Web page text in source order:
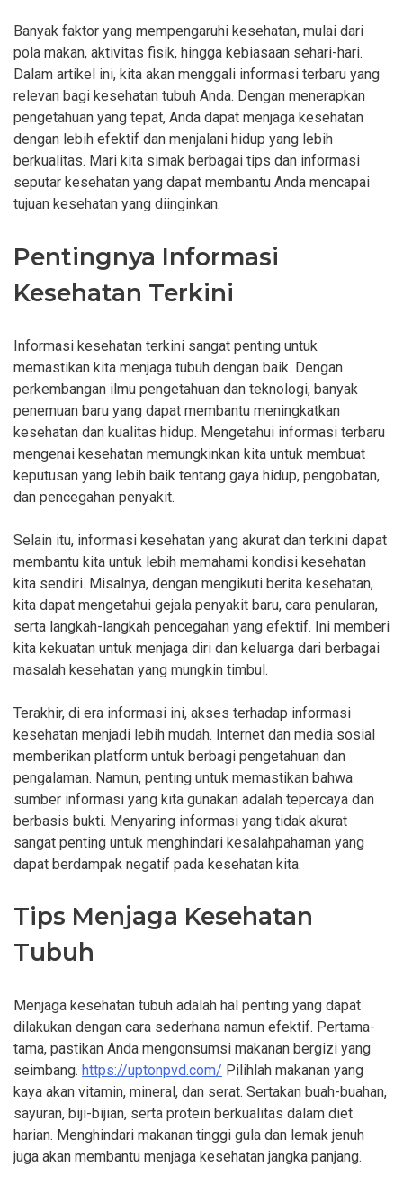
Banyak faktor yang mempengaruhi kesehatan, mulai dari
pola makan, aktivitas fisik, hingga kebiasaan sehari-hari.
Dalam artikel ini, kita akan menggali informasi terbaru yang
relevan bagi kesehatan tubuh Anda. Dengan menerapkan
pengetahuan yang tepat, Anda dapat menjaga kesehatan
dengan lebih efektif dan menjalani hidup yang lebih
berkualitas. Mari kita simak berbagai tips dan informasi
seputar kesehatan yang dapat membantu Anda mencapai
tujuan kesehatan yang diinginkan.
Pentingnya Informasi
Kesehatan Terkini
Informasi kesehatan terkini sangat penting untuk
memastikan kita menjaga tubuh dengan baik. Dengan
perkembangan ilmu pengetahuan dan teknologi, banyak
penemuan baru yang dapat membantu meningkatkan
kesehatan dan kualitas hidup. Mengetahui informasi terbaru
mengenai kesehatan memungkinkan kita untuk membuat
keputusan yang lebih baik tentang gaya hidup, pengobatan,
dan pencegahan penyakit.
Selain itu, informasi kesehatan yang akurat dan terkini dapat
membantu kita untuk lebih memahami kondisi kesehatan
kita sendiri. Misalnya, dengan mengikuti berita kesehatan,
kita dapat mengetahui gejala penyakit baru, cara penularan,
serta langkah-langkah pencegahan yang efektif. Ini memberi
kita kekuatan untuk menjaga diri dan keluarga dari berbagai
masalah kesehatan yang mungkin timbul.
Terakhir, di era informasi ini, akses terhadap informasi
kesehatan menjadi lebih mudah. Internet dan media sosial
memberikan platform untuk berbagi pengetahuan dan
pengalaman. Namun, penting untuk memastikan bahwa
sumber informasi yang kita gunakan adalah tepercaya dan
berbasis bukti. Menyaring informasi yang tidak akurat
sangat penting untuk menghindari kesalahpahaman yang
dapat berdampak negatif pada kesehatan kita.
Tips Menjaga Kesehatan
Tubuh
Menjaga kesehatan tubuh adalah hal penting yang dapat
dilakukan dengan cara sederhana namun efektif. Pertama-
tama, pastikan Anda mengonsumsi makanan bergizi yang
seimbang. https://uptonpvd.com/ Pilihlah makanan yang
kaya akan vitamin, mineral, dan serat. Sertakan buah-buahan,
sayuran, biji-bijian, serta protein berkualitas dalam diet
harian. Menghindari makanan tinggi gula dan lemak jenuh
juga akan membantu menjaga kesehatan jangka panjang.